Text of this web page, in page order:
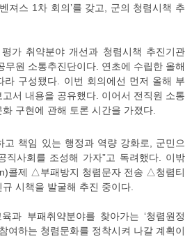
져스 1차 회의’를 갖고, 군의 청렴시책 추
평가 취약분야 개선과 청렴시책 추진기관
무원 소통추진단이다. 연초에 수립한 올해
라 구성됐다. 이번 회의에선 먼저 올해 부
서 내용을 공유했다. 이어서 전직원 소통
구현에 관해 토론 시간을 가졌다.
고 책임 있는 행정과 역량 강화로, 군민으
직사회를 조성해 가자”고 독려했다. 이밖
콜제 △부패방지 청렴문자 전송 △청렴티
시책을 발굴해 추진 중이다.
과 부패취약분야를 찾아가는 ‘청렴원정
여하는 청렴문화를 정착시켜 나갈 계획이